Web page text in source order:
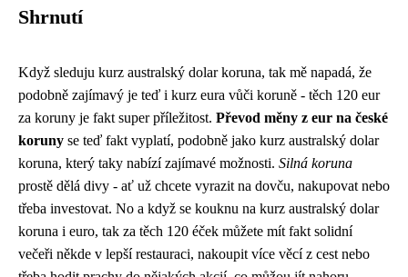
Shrnutí
Když sleduju kurz australský dolar koruna, tak mě napadá, že
podobně zajímavý je teď i kurz eura vůči koruně - těch 120 eur
za koruny je fakt super příležitost. Převod měny z eur na české
koruny se teď fakt vyplatí, podobně jako kurz australský dolar
koruna, který taky nabízí zajímavé možnosti. Silná koruna
prostě dělá divy - ať už chcete vyrazit na dovču, nakupovat nebo
třeba investovat. No a když se kouknu na kurz australský dolar
koruna i euro, tak za těch 120 éček můžete mít fakt solidní
večeři někde v lepší restauraci, nakoupit více věcí z cest nebo